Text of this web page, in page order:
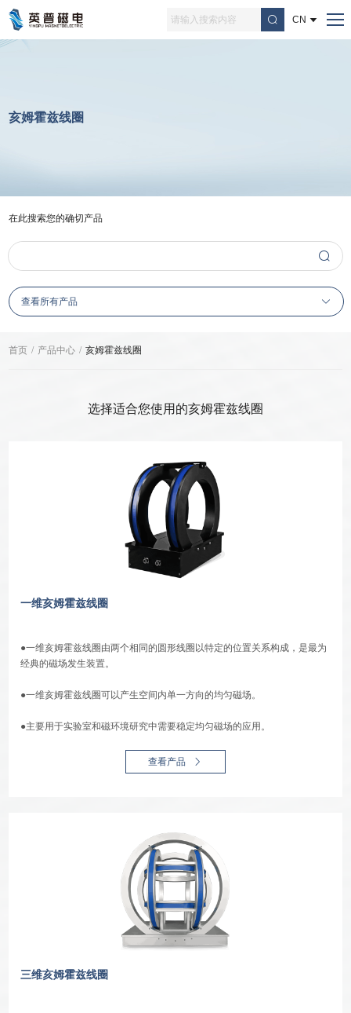
CN
亥姆霍兹线圈
在此搜索您的确切产品
查看所有产品
首页 / 产品中心 / 亥姆霍兹线圈
选择适合您使用的亥姆霍兹线圈
一维亥姆霍兹线圈
●一维亥姆霍兹线圈由两个相同的圆形线圈以特定的位置关系构成，是最为
经典的磁场发生装置。
●一维亥姆霍兹线圈可以产生空间内单一方向的均匀磁场。
●主要用于实验室和磁环境研究中需要稳定均匀磁场的应用。
查看产品
三维亥姆霍兹线圈